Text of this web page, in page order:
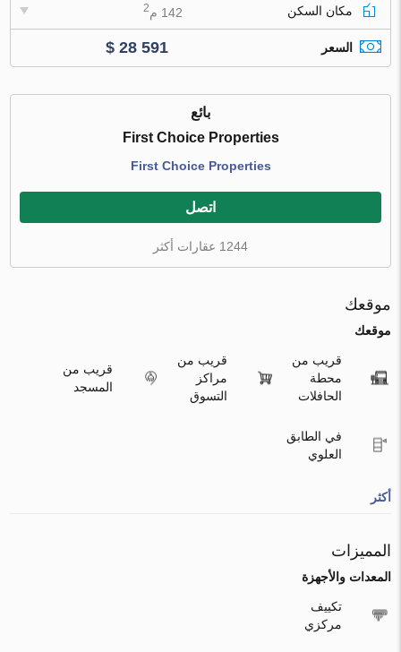
مكان السكن
142 م 2
السعر $ 28 591
بائع
First Choice Properties
First Choice Properties
اتصل
1244 عقارات أكثر
موقعك
موقعك
قريب من
محطة
الحافلات
قريب من
مراكز
التسوق
قريب من
المسجد
في الطابق
العلوي
أكثر
المميزات
المعدات والأجهزة
تكييف
مركزي